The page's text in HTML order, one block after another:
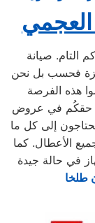
التام. صيانة
فحسب بل نحن
هذه الفرصة
حقكُم في عروض
إلى كل ما
الأعطال. كما
طلخا